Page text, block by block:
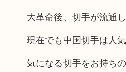
大革命後、切手が流通
現在でも中国切手は人
気になる切手をお持ち